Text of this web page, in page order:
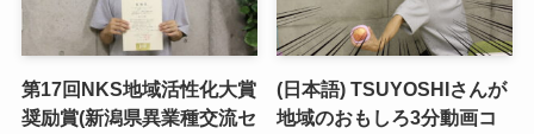
第17回NKS地域活性化大賞
奨励賞(新潟県異業種交流セ
(日本語) TSUYOSHIさんが
地域のおもしろ3分動画コ